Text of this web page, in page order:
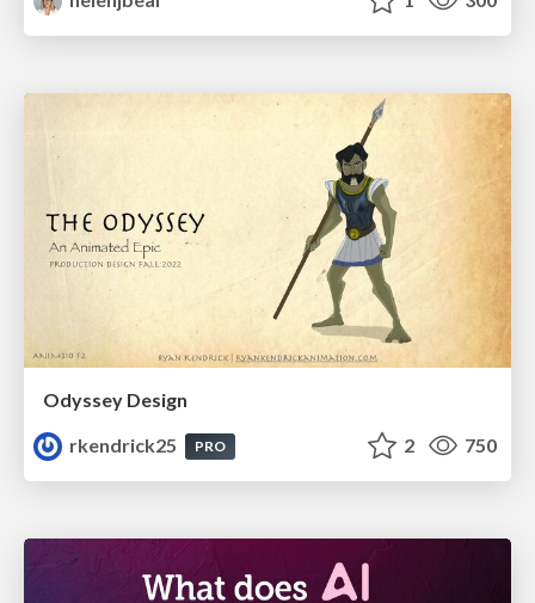
Odyssey Design
rkendrick25
PRO 2 750